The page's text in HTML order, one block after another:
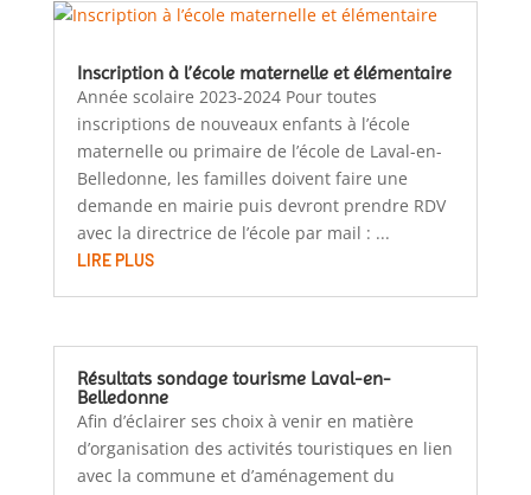
Inscription à l’école maternelle et élémentaire
Année scolaire 2023-2024 Pour toutes
inscriptions de nouveaux enfants à l’école
maternelle ou primaire de l’école de Laval-en-
Belledonne, les familles doivent faire une
demande en mairie puis devront prendre RDV
avec la directrice de l’école par mail : ...
LIRE PLUS
Résultats sondage tourisme Laval-en-
Belledonne
Afin d’éclairer ses choix à venir en matière
d’organisation des activités touristiques en lien
avec la commune et d’aménagement du